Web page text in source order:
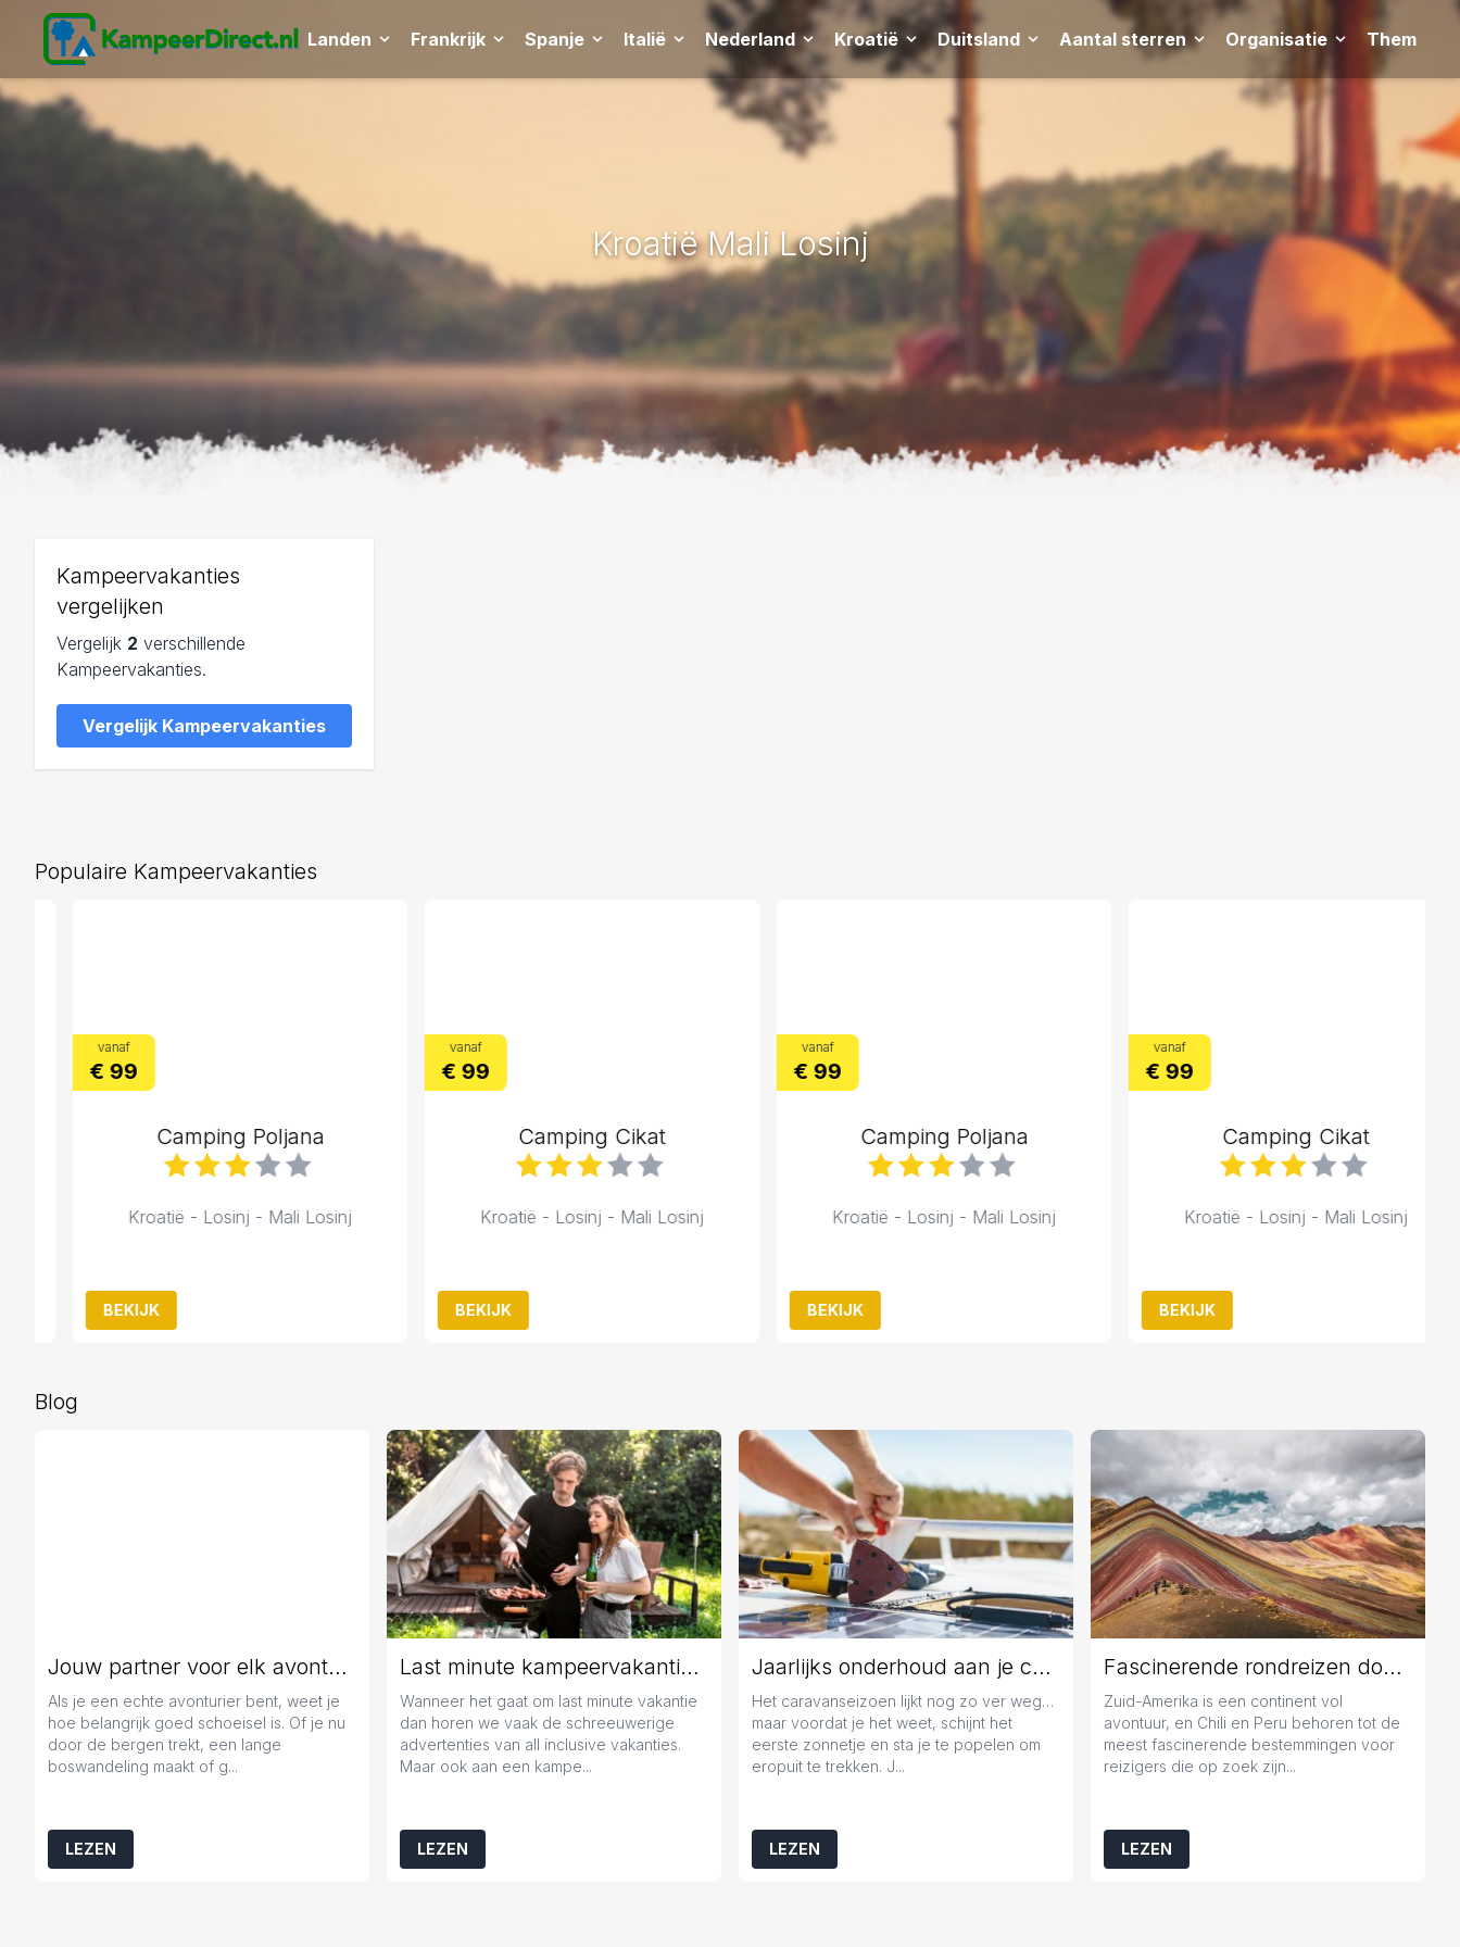
Landen Frankrijk Spanje Italië Nederland Kroatië Duitsland Aantal sterren Organisatie Thema
Kroatië Mali Losinj
Kampeervakanties
vergelijken
Vergelijk 2 verschillende
Kampeervakanties.
Vergelijk Kampeervakanties
Populaire Kampeervakanties
€ 99
Camping Poljana
Kroatië - Losinj - Mali Losinj
BEKIJK
€ 99
Camping Cikat
Kroatië - Losinj - Mali Losinj
BEKIJK
€ 99
Camping Poljana
Kroatië - Losinj - Mali Losinj
BEKIJK
€ 99
Camping Cikat
Kroatië - Losinj - Mali Losinj
BEKIJK
Blog
Jouw partner voor elk avontuur
Als je een echte avonturier bent, weet je
hoe belangrijk goed schoeisel is. Of je nu
door de bergen trekt, een lange
boswandeling maakt of g...
LEZEN
Last minute kampeervakantie boeken? Tips en tricks!
Wanneer het gaat om last minute vakantie
dan horen we vaak de schreeuwerige
advertenties van all inclusive vakanties.
Maar ook aan een kampe...
LEZEN
Jaarlijks onderhoud aan je caravan: geen overbodige luxe
Het caravanseizoen lijkt nog zo ver weg…
maar voordat je het weet, schijnt het
eerste zonnetje en sta je te popelen om
eropuit te trekken. J...
LEZEN
Fascinerende rondreizen door Chili en Peru
Zuid-Amerika is een continent vol
avontuur, en Chili en Peru behoren tot de
meest fascinerende bestemmingen voor
reizigers die op zoek zijn...
LEZEN